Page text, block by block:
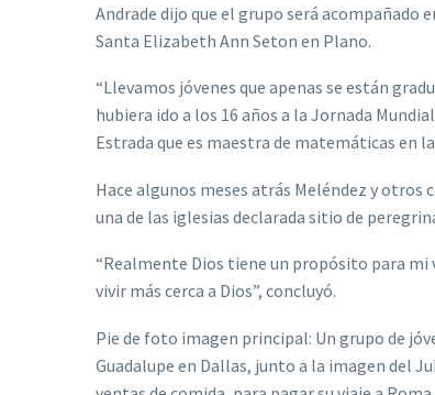
Andrade dijo que el grupo será acompañado
Santa Elizabeth Ann Seton en Plano.
“Llevamos jóvenes que apenas se están
hubiera ido a los 16 años a la Jornada
Estrada que es maestra de matemáticas en
Hace algunos meses atrás Meléndez y
una de las iglesias declarada sitio de
“Realmente Dios tiene un propósito para mi
vivir más cerca a Dios”, concluyó.
Pie de foto imagen principal: Un grupo de
Guadalupe en Dallas, junto a la imagen del